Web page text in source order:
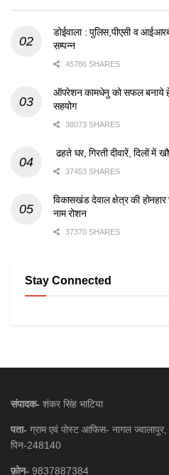
डोईवाला : पुलिस,पीएसी व
सम्पन्न
45786 SHARES
ऑपरेशन कामधेनु को सफल बनाये
सहयोग
38073 SHARES
ढहते घर, गिरती दीवारें, दिलों में
37453 SHARES
विकासखंड देवाल क्षेत्र की होनहार
नाम रोशन
37370 SHARES
Stay Connected
संपादक- शंकर सिंह भाटिया
पता- ग्राम एवं पोस्ट आफिस- नागल ज्वालापुर,
पिन-248140
फ़ोन- 9837887384